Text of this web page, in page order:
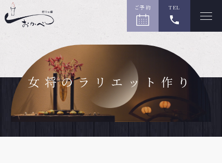
ご予約 TEL
女将のラリエット作り